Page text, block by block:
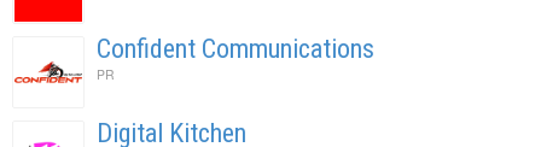
Confident Communications
PR
Digital Kitchen